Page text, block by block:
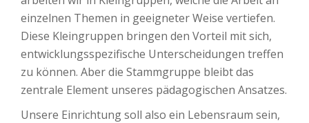
einzelnen Themen in geeigneter Weise vertiefen.
Diese Kleingruppen bringen den Vorteil mit sich,
entwicklungsspezifische Unterscheidungen treffen
zu können. Aber die Stammgruppe bleibt das
zentrale Element unseres pädagogischen Ansatzes.
Unsere Einrichtung soll also ein Lebensraum sein,